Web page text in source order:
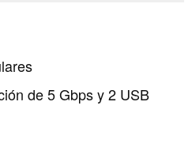
de 5 Gbps y 2 USB